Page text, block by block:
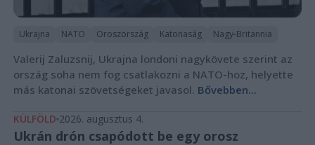
Ukrajna NATO Oroszország Katonaság Nagy-Britannia
Valerij Zaluzsnij, Ukrajna londoni nagykövete szerint az
ország soha nem fog csatlakozni a NATO-hoz, helyette
más katonai szövetségeket javasol. Bővebben...
KÜLFÖLD 2026. augusztus 4.
Ukrán drón csapódott be egy orosz